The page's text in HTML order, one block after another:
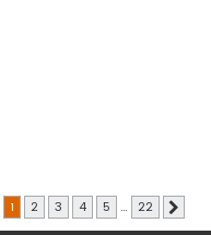
Página de 22
1 2 3 4 5 … 22